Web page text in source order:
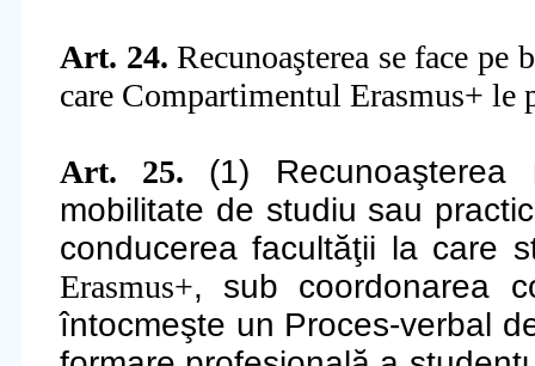
Art. 24.Recunoaşterea se face pe
care Compartimentul Erasmus+ le
Art. 25. (1)
mobilitate de studiu sau
conducerea facultăţii la care
Erasmus+, sub coordonarea
întocmeşte un Proces-verbal